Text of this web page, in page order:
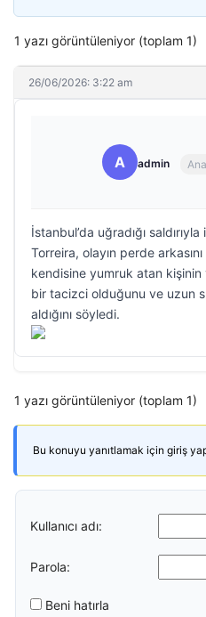
1 yazı görüntüleniyor (toplam 1)
26/06/2026: 3:22 am
A admin
İstanbul’da uğradığı
Torreira, olayın perde arkasını
kendisine yumruk atan kişinin
bir tacizci olduğunu ve uzun
aldığını söyledi.
1 yazı görüntüleniyor (toplam 1)
Bu konuyu yanıtlamak için giriş
Kullanıcı adı:
Parola:
Beni hatırla